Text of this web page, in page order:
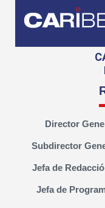
Director
Subdirector
Jefa de
Jefa de